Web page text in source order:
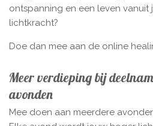
ontspanning en een leven vanuit
lichtkracht?
Doe dan mee aan de online
Meer verdieping bij
avonden
Mee doen aan meerdere